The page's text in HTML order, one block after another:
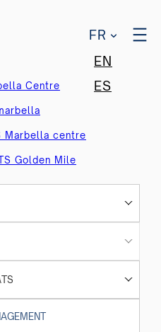
FR
EN
ES
Centre
Marbella centre
Golden Mile